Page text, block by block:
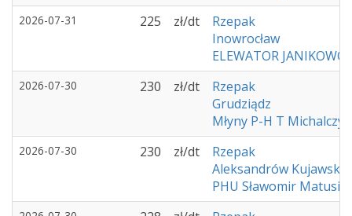
2026-07-31 225 zł/dt
Rzepak
Inowrocław
ELEWATOR JANIKOWO
2026-07-30 230 zł/dt
Rzepak
Grudziądz
Młyny P-H T
2026-07-30 230 zł/dt
Rzepak
Aleksandrów Kujawski
PHU Sławomir